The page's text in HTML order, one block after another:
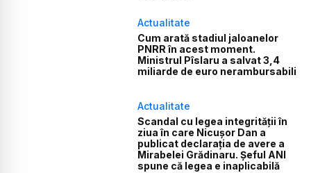
Actualitate
Cum arată stadiul jaloanelor
PNRR în acest moment.
Ministrul Pîslaru a salvat 3,4
miliarde de euro nerambursabili
Actualitate
Scandal cu legea integrității în
ziua în care Nicușor Dan a
publicat declarația de avere a
Mirabelei Grădinaru. Șeful ANI
spune că legea e inaplicabilă